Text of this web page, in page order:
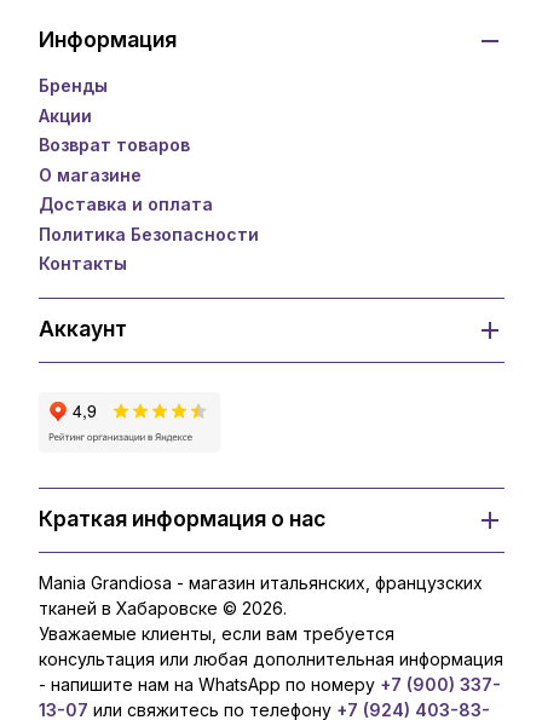
Информация
Бренды
Акции
Возврат товаров
О магазине
Доставка и оплата
Политика Безопасности
Контакты
Аккаунт
Краткая информация о нас
Mania Grandiosa - магазин итальянских, французских
тканей в Хабаровске © 2026.
Уважаемые клиенты, если вам требуется
консультация или любая дополнительная информация
- напишите нам на WhatsApp по номеру +7 (900) 337-
13-07 или свяжитесь по телефону +7 (924) 403-83-